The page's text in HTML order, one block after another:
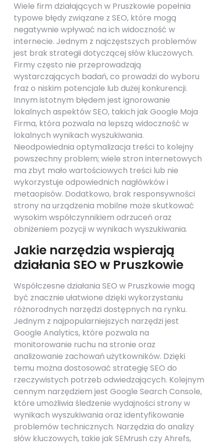
Wiele firm działających w Pruszkowie popełnia
typowe błędy związane z SEO, które mogą
negatywnie wpływać na ich widoczność w
internecie. Jednym z najczęstszych problemów
jest brak strategii dotyczącej słów kluczowych.
Firmy często nie przeprowadzają
wystarczających badań, co prowadzi do wyboru
fraz o niskim potencjale lub dużej konkurencji.
Innym istotnym błędem jest ignorowanie
lokalnych aspektów SEO, takich jak Google Moja
Firma, która pozwala na lepszą widoczność w
lokalnych wynikach wyszukiwania.
Nieodpowiednia optymalizacja treści to kolejny
powszechny problem; wiele stron internetowych
ma zbyt mało wartościowych treści lub nie
wykorzystuje odpowiednich nagłówków i
metaopisów. Dodatkowo, brak responsywności
strony na urządzenia mobilne może skutkować
wysokim współczynnikiem odrzuceń oraz
obniżeniem pozycji w wynikach wyszukiwania.
Jakie narzędzia wspierają
działania SEO w Pruszkowie
Współczesne działania SEO w Pruszkowie mogą
być znacznie ułatwione dzięki wykorzystaniu
różnorodnych narzędzi dostępnych na rynku.
Jednym z najpopularniejszych narzędzi jest
Google Analytics, które pozwala na
monitorowanie ruchu na stronie oraz
analizowanie zachowań użytkowników. Dzięki
temu można dostosować strategię SEO do
rzeczywistych potrzeb odwiedzających. Kolejnym
cennym narzędziem jest Google Search Console,
które umożliwia śledzenie wydajności strony w
wynikach wyszukiwania oraz identyfikowanie
problemów technicznych. Narzędzia do analizy
słów kluczowych, takie jak SEMrush czy Ahrefs,